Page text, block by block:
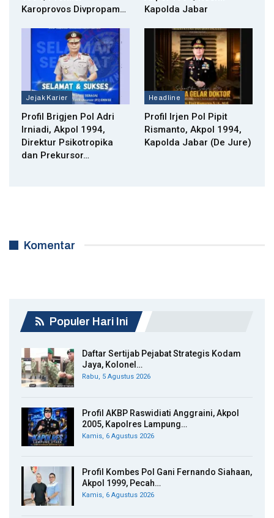
Karoprovos Divpropam…
Kapolda Jabar
Jejak Karier
Profil Brigjen Pol Adri
Irniadi, Akpol 1994,
Direktur Psikotropika
dan Prekursor…
Headline
Profil Irjen Pol Pipit
Rismanto, Akpol 1994,
Kapolda Jabar (De Jure)
Komentar
Populer Hari Ini
Daftar Sertijab Pejabat Strategis Kodam
Jaya, Kolonel…
Rabu, 5 Agustus 2026
Profil AKBP Raswidiati Anggraini, Akpol
2005, Kapolres Lampung…
Kamis, 6 Agustus 2026
Profil Kombes Pol Gani Fernando Siahaan,
Akpol 1999, Pecah…
Kamis, 6 Agustus 2026